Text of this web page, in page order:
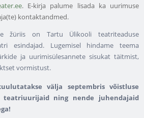
. E-kirja palume lisada ka uurimuse
kontaktandmed.
žüriis on Tartu Ülikooli teatriteaduse
esindajad. Lugemisel hindame teema
ja uurimisülesannete sisukat täitmist,
vormistust.
välja septembris võistluse
teatriuurijaid ning nende juhendajaid